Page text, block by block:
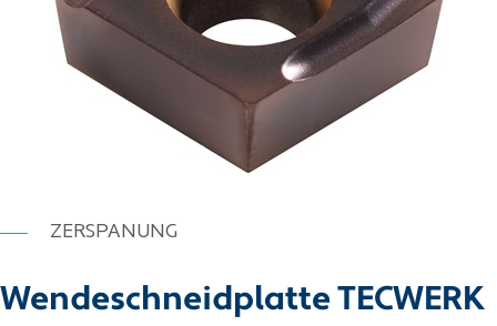
ZERSPANUNG
Wendeschneidplatte TECWERK